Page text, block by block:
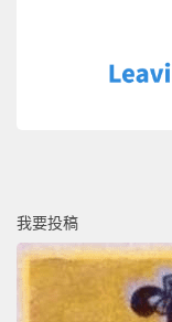
我要投稿